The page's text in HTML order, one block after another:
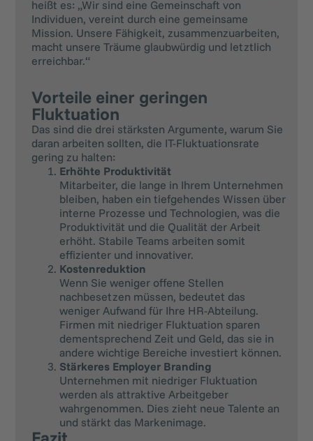
heißt es: „Wir sind eine Gemeinschaft von
Individuen, vereint durch eine gemeinsame
Mission. Unsere Fähigkeit, zusammenzuarbeiten,
macht unsere Träume glaubwürdig und letztlich
erreichbar.“
Vorteile einer geringen
Fluktuation
Das sind die drei stärksten Argumente, warum Sie
daran arbeiten sollten, die IT-Fluktuationsrate
gering zu halten:
Erhöhte Produktivität
Mitarbeiter, die lange in Ihrem Unternehmen
bleiben, haben ein tiefgehendes Wissen über
interne Prozesse und Technologien, was die
Produktivität und die Qualität der Arbeit
erhöht. Stabile Teams arbeiten somit
effizienter und innovativer.
Kostenreduktion
Wenn Sie weniger offene Stellen
nachbesetzen müssen, bedeutet das
weniger Aufwand für Ihre HR-Abteilung.
Firmen mit niedriger Fluktuation sparen
dementsprechend Zeit und Geld, das sie in
andere wichtige Bereiche investiert können.
Stärkeres Employer Branding
Unternehmen mit niedriger Fluktuation
werden als attraktive Arbeitgeber
wahrgenommen. Dies zieht neue Talente an
und stärkt das Markenimage.